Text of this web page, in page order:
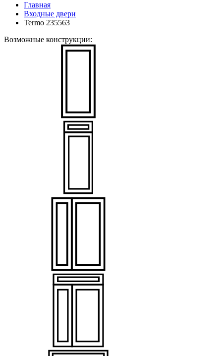
Главная
Входные двери
Termo 235563
Возможные конструкции: